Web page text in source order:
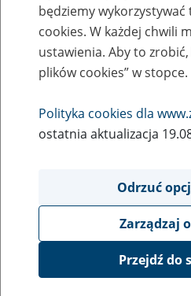
będziemy
cookies. W każdej chwili
ustawienia. Aby to
plików cookies” w stopce.
Polityka cookies dla
ostatnia aktualizacja
Odrzuć
Zarządzaj
Przejdź do